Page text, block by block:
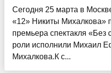
Сегодня 25 марта в
«12» Никиты Михалкова»
премьера спектакля «Без
роли исполнили Михаил
Михалкова.К с...